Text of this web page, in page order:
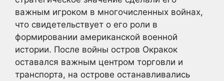
важным игроком в многочисленных войнах,
что свидетельствует о его роли в
формировании американской военной
истории. После войны остров Окракок
оставался важным центром торговли и
транспорта, на острове останавливались